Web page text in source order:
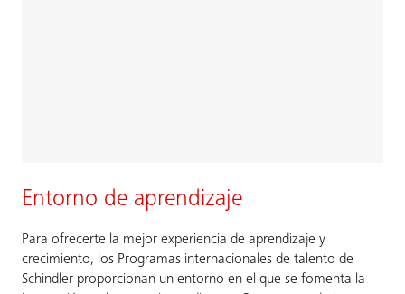
Entorno de aprendizaje
Para ofrecerte la mejor experiencia de aprendizaje y
crecimiento, los Programas internacionales de talento de
Schindler proporcionan un entorno en el que se fomenta la